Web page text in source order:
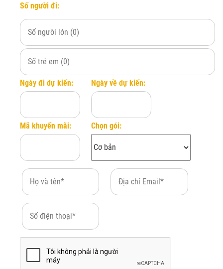
Số người đi:
Ngày đi dự kiến: Ngày về dự kiến:
Mã khuyến mãi: Chọn gói: